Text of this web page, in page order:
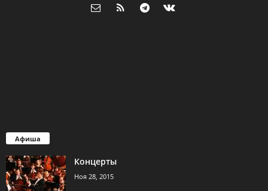
Афиша
Концерты
Ноя 28, 2015